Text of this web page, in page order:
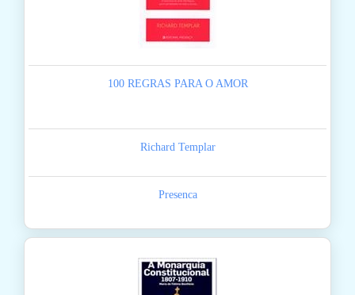
100 REGRAS PARA O AMOR
Richard Templar
Presenca